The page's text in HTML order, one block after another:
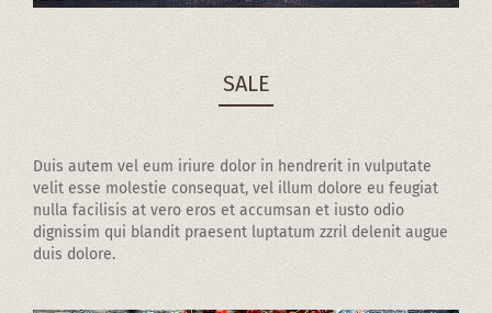
SALE
Duis autem vel eum iriure dolor in hendrerit in vulputate
velit esse molestie consequat, vel illum dolore eu feugiat
nulla facilisis at vero eros et accumsan et iusto odio
dignissim qui blandit praesent luptatum zzril delenit augue
duis dolore.